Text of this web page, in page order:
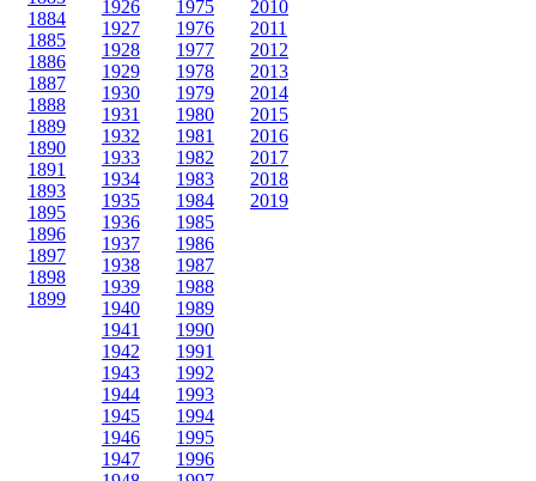
1884
1885
1886
1887
1888
1889
1890
1891
1893
1895
1896
1897
1898
1899
1926
1927
1928
1929
1930
1931
1932
1933
1934
1935
1936
1937
1938
1939
1940
1941
1942
1943
1944
1945
1946
1947
1975
1976
1977
1978
1979
1980
1981
1982
1983
1984
1985
1986
1987
1988
1989
1990
1991
1992
1993
1994
1995
1996
2010
2011
2012
2013
2014
2015
2016
2017
2018
2019